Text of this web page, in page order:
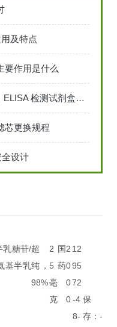
及特点
要作用是什么
大鼠 白细胞介素-10（IL-10）ELISA 检测试剂盒说明书
芯更换规程
设计
乳糖苷/
基半乳
超
纯，
98%
2
5
毫
克
国
药
2
0
0
0
12
95
72
-4
8-
保
存：-